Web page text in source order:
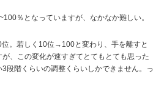
％となっていますが、なかなか難しい。
。若しく10位→100と変わり、手を離すと
、この変化が速すぎてとてもとても思った
段階くらいの調整くらいしかできません。っ